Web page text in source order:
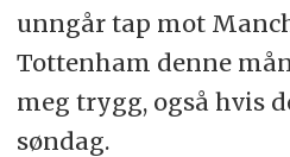
unngår tap mot
Tottenham denne
meg trygg, også hvis
søndag.